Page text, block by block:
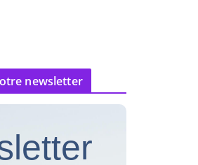
newsletter